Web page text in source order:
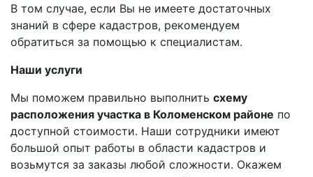
В том случае, если Вы не имеете достаточных
знаний в сфере кадастров, рекомендуем
обратиться за помощью к специалистам.
Наши услуги
Мы поможем правильно выполнить схему
расположения участка в Коломенском районе по
доступной стоимости. Наши сотрудники имеют
большой опыт работы в области кадастров и
возьмутся за заказы любой сложности. Окажем